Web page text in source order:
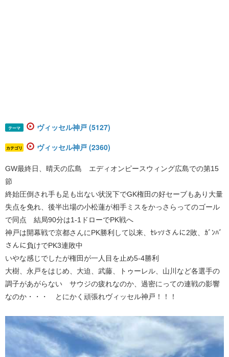
テーマ ヴィッセル神戸 (5127)
カテゴリ ヴィッセル神戸 (2360)
GW最終日、晴天の広島 エディオンピースウィング広島での第15
節
終始圧倒され手も足も出ない状況下でGK権田の好セーブもあり大量
失点を免れ、後半出場の小松蓮が相手ミスをかっさらってのゴール
で同点 結局90分は1-1ドローでPK戦へ
神戸は開幕戦で京都さんにPK勝利して以来、ｾﾚｯｿさんに2敗、ｶﾞﾝﾊﾞ
さんに負けでPK3連敗中
いやな感じでしたが権田が一人目を止め5-4勝利
大樹、永戸をはじめ、大迫、武藤、トゥーレル、山川など各選手の
調子があがらない サウジの疲れなのか、過密にっての連戦の影響
なのか・・・ とにかく頑張れヴィッセル神戸！！！